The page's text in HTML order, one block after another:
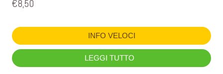
€8,50
INFO VELOCI
LEGGI TUTTO